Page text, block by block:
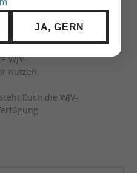
Bitte beachtet dies
nicht über das
möchten, können
WJV-
nutzen.
Euch die WJV-
JA, GERN